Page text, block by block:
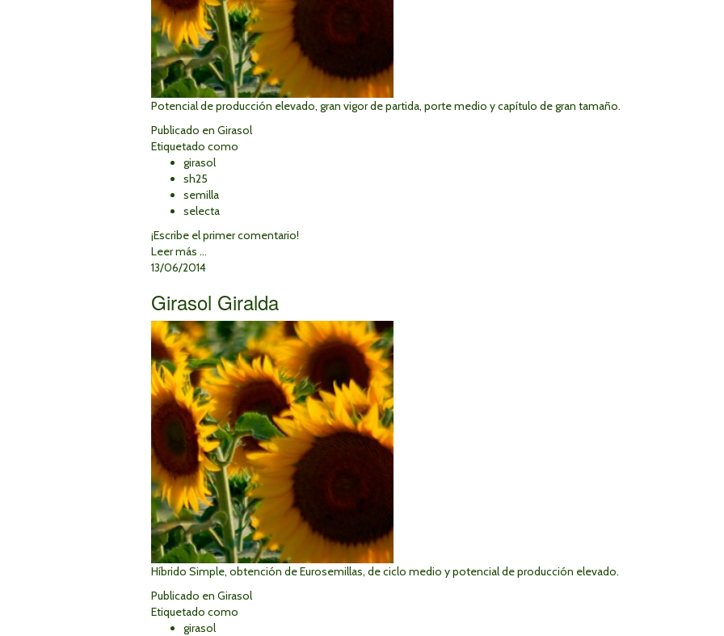
Potencial de producción elevado, gran vigor de partida, porte medio y capítulo de gran tamaño.
Publicado en Girasol
Etiquetado como
girasol
sh25
semilla
selecta
¡Escribe el primer comentario!
Leer más ...
13/06/2014
Girasol Giralda
Híbrido Simple, obtención de Eurosemillas, de ciclo medio y potencial de producción elevado.
Publicado en Girasol
Etiquetado como
girasol